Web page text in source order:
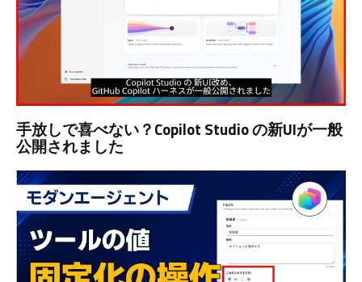
手放しで喜べない？Copilot Studio の新UIが一般
公開されました